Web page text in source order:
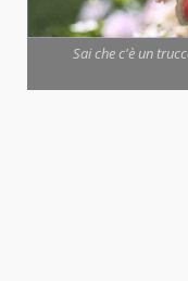
Sai che c'è un